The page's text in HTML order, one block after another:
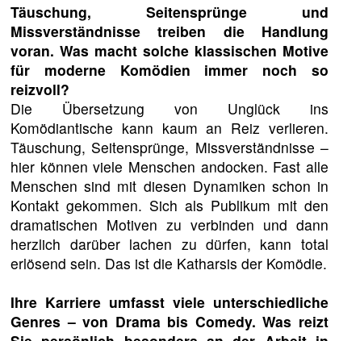
Täuschung, Seitensprünge und
Missverständnisse treiben die Handlung
voran. Was macht solche klassischen Motive
für moderne Komödien immer noch so
reizvoll?
Die Übersetzung von Unglück ins
Komödiantische kann kaum an Reiz verlieren.
Täuschung, Seitensprünge, Missverständnisse –
hier können viele Menschen andocken. Fast alle
Menschen sind mit diesen Dynamiken schon in
Kontakt gekommen. Sich als Publikum mit den
dramatischen Motiven zu verbinden und dann
herzlich darüber lachen zu dürfen, kann total
erlösend sein. Das ist die Katharsis der Komödie.
Ihre Karriere umfasst viele unterschiedliche
Genres – von Drama bis Comedy. Was reizt